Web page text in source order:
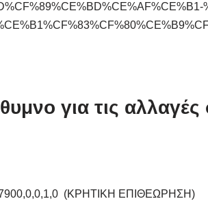
για τις αλλαγές
(ΚΡΗΤΙΚΗ ΕΠΙΘΕΩΡΗΣΗ)